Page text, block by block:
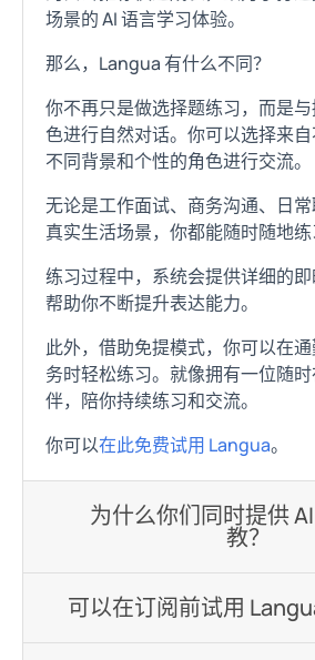
场景的 AI 语言学习体验。
那么，Langua 有什么不同？
你不再只是做选择题练习，而是与
色进行自然对话。你可以选择来
不同背景和个性的角色进行交流。
无论是工作面试、商务沟通、日
真实生活场景，你都能随时随地练
练习过程中，系统会提供详细的即
帮助你不断提升表达能力。
此外，借助免提模式，你可以在
务时轻松练习。就像拥有一位随
伴，陪你持续练习和交流。
你可以在此免费试用 Langua。
为什么你们同时提供
教？
可以在订阅前试用